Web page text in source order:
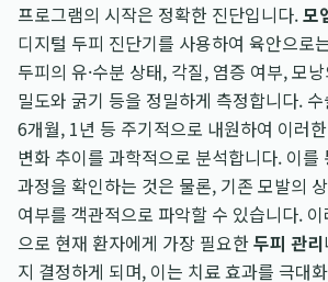
프로그램의 시작은 정확한 진단입니다.모
디지털 두피 진단기를 사용하여 육안으로
두피의 유·수분 상태, 각질, 염증 여부, 모
밀도와 굵기 등을 정밀하게 측정합니다.
6개월, 1년 등 주기적으로 내원하여 이러
변화 추이를 과학적으로 분석합니다. 이를
과정을 확인하는 것은 물론, 기존 모발의
여부를 객관적으로 파악할 수 있습니다.
으로 현재 환자에게 가장 필요한두피 관리
지 결정하게 되며, 이는 치료 효과를 극대